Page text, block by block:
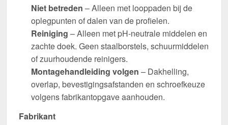
Niet betreden – Alleen met looppaden bij de
oplegpunten of dalen van de profielen.
Reiniging – Alleen met pH-neutrale middelen en
zachte doek. Geen staalborstels, schuurmiddelen
of zuurhoudende reinigers.
Montagehandleiding volgen – Dakhelling,
overlap, bevestigingsafstanden en schroefkeuze
volgens fabrikantopgave aanhouden.
Fabrikant